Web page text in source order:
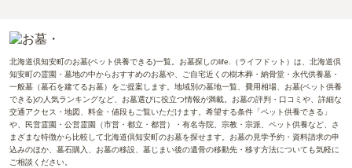
北海道倶知安町のお墓(ペット供養できる)一覧。お墓探しのlife.（ライフドット）は、北海道倶
知安町の霊園・墓地の中からおすすめのお墓や、ご自宅近くの樹木葬・納骨堂・永代供養墓・
一般墓（墓石を建てるお墓）をご提案します。地域別の墓地一覧、費用相場、お墓(ペット供養
できる)の人気ランキングなど、お墓選びに役立つ情報が満載。お墓の評判・口コミや、詳細な
交通アクセス・地図、料金・値段もご覧いただけます。希望する条件「ペット供養できる」
や、民営霊園・公営霊園（市営・都立・都営）・有名寺院、宗教・宗派、ペット供養など、さ
まざまな特徴から比較して北海道倶知安町のお墓を探せます。お墓の見学予約・資料請求の申
込みのほか、墓石購入、お墓の移設、墓じまい後の遺骨の移動先・移す方法についても気軽に
ご相談ください。